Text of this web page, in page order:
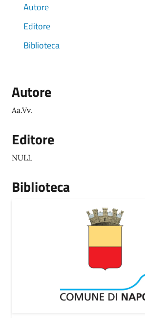
Autore
Editore
Biblioteca
Autore
Aa.Vv.
Editore
NULL
Biblioteca